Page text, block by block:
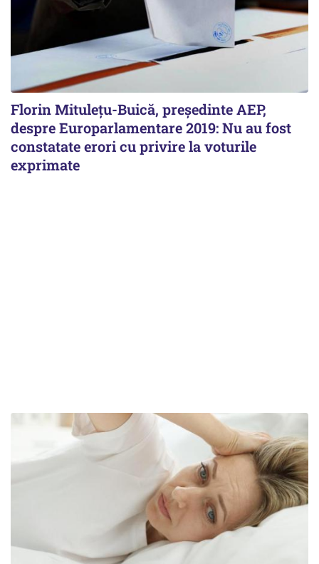
Florin Mituleţu-Buică, preşedinte AEP,
despre Europarlamentare 2019: Nu au fost
constatate erori cu privire la voturile
exprimate